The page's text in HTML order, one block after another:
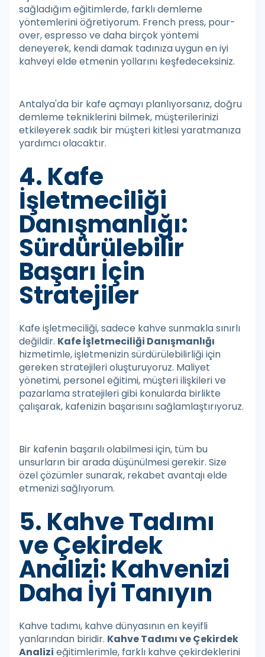
sağladığım eğitimlerde, farklı demleme
yöntemlerini öğretiyorum. French press, pour-
over, espresso ve daha birçok yöntemi
deneyerek, kendi damak tadınıza uygun en iyi
kahveyi elde etmenin yollarını keşfedeceksiniz.
Antalya'da bir kafe açmayı planlıyorsanız, doğru
demleme tekniklerini bilmek, müşterilerinizi
etkileyerek sadık bir müşteri kitlesi yaratmanıza
yardımcı olacaktır.
4. Kafe
İşletmeciliği
Danışmanlığı:
Sürdürülebilir
Başarı İçin
Stratejiler
Kafe işletmeciliği, sadece kahve sunmakla sınırlı
değildir. Kafe İşletmeciliği Danışmanlığı
hizmetimle, işletmenizin sürdürülebilirliği için
gereken stratejileri oluşturuyoruz. Maliyet
yönetimi, personel eğitimi, müşteri ilişkileri ve
pazarlama stratejileri gibi konularda birlikte
çalışarak, kafenizin başarısını sağlamlaştırıyoruz.
Bir kafenin başarılı olabilmesi için, tüm bu
unsurların bir arada düşünülmesi gerekir. Size
özel çözümler sunarak, rekabet avantajı elde
etmenizi sağlıyorum.
5. Kahve Tadımı
ve Çekirdek
Analizi: Kahvenizi
Daha İyi Tanıyın
Kahve tadımı, kahve dünyasının en keyifli
yanlarından biridir. Kahve Tadımı ve Çekirdek
Analizi eğitimlerimle, farklı kahve çekirdeklerini